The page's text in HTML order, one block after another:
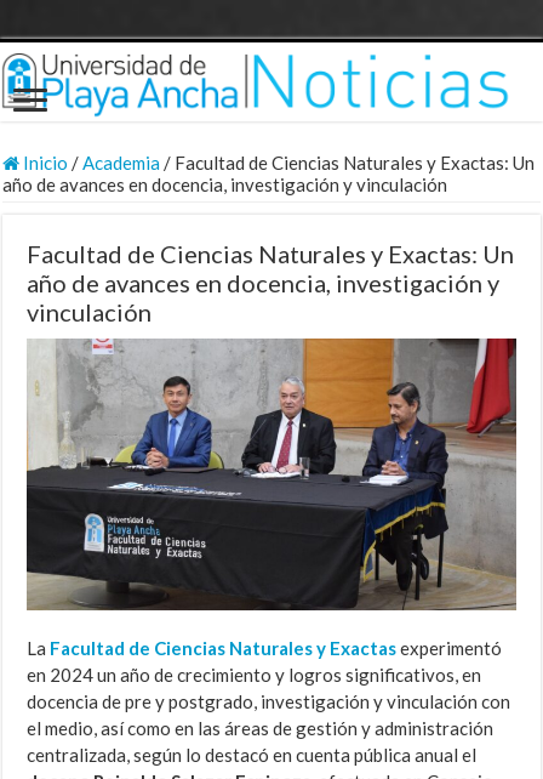
Inicio /Academia/ Facultad de Ciencias Naturales y Exactas: Un
año de avances en docencia, investigación y vinculación
Facultad de Ciencias Naturales y Exactas: Un
año de avances en docencia, investigación y
vinculación
La Facultad de Ciencias Naturales y Exactasexperimentó
en 2024 un año de crecimiento y logros significativos, en
docencia de pre y postgrado, investigación y vinculación con
el medio, así como en las áreas de gestión y administración
centralizada, según lo destacó en cuenta pública anual el